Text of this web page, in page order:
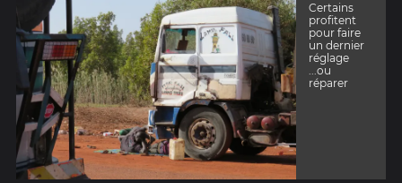
Certains
profitent
pour faire
un dernier
réglage
...ou
réparer